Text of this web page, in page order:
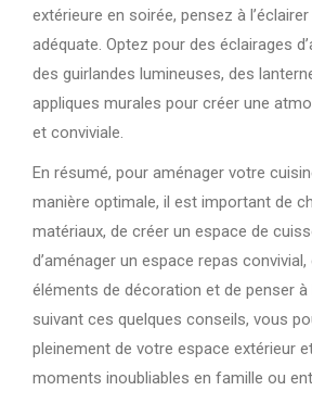
extérieure en soirée, pensez à
adéquate. Optez pour des éclairages
des guirlandes lumineuses, des
appliques murales pour créer une
et conviviale.
En résumé, pour aménager votre
manière optimale, il est important de
matériaux, de créer un espace de
d’aménager un espace repas convivial,
éléments de décoration et de penser à
suivant ces quelques conseils, vous
pleinement de votre espace extérieur
moments inoubliables en famille ou